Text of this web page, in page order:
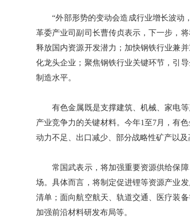
“外部形势的变动会造成行业增长波动
革委产业司副司长曹传贞表示，下一步，
释放国内资源开发潜力；加快钢铁行业兼
化龙头企业；聚焦钢铁行业关键环节，引
制造水平。
有色金属既是支撑建筑、机械、家电等
产业竞争力的关键材料。今年1至7月，有
动力不足、出口减少、部分战略性矿产以及
常国武表示，将加强重要资源供给保障
场。具体而言，将制定促进锂等资源产业
清单；面向航空航天、轨道交通、医疗装
加强前沿材料研发布局等。